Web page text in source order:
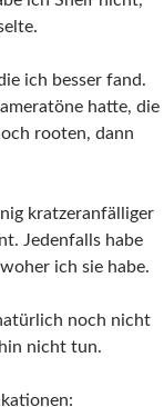
ich besser fand.
hatte, die
rooten, dann
kratzeranfälliger
Jedenfalls habe
ich sie habe.
noch nicht
nicht tun.